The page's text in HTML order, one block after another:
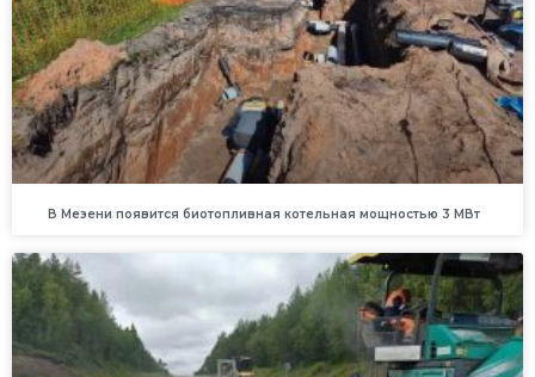
В Мезени появится биотопливная котельная мощностью 3 МВт